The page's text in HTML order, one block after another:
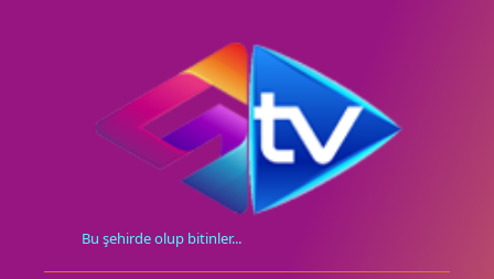
Bu şehirde olup bitinler...